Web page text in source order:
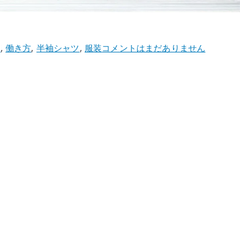
, 働き方, 半袖シャツ, 服装半
コメントはまだありません